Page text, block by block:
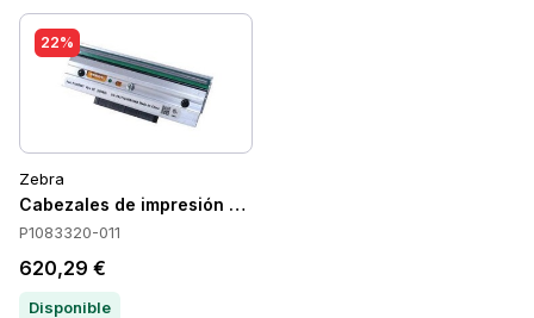
22%
Zebra
Cabezales de impresión Zebra P1083320-011
P1083320-011
620,29 €
Disponible